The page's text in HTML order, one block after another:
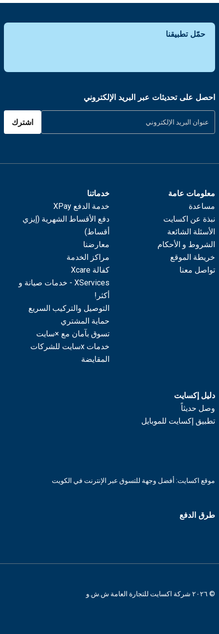
حمّل تطبيقنا
احصل على تحديثات عبر البريد الإلكتروني
اشترك
معلومات عامة
مساعدة
نبذة عن اكسايت
الأسئلة الشائعة
الشروط و الأحكام
خريطة الموقع
تواصل معنا
خدماتنا
خدمة الدفع XPay
دفع الأقساط الشهرية (إيزي
أقساط)
معارضنا
مراكز الخدمة
كفالة Xcare
XServices - خدمات صيانة و
أكثر!
التوصيل والتركيب السريع
حماية المشتري
تسوق بآمان مع ×سايت
خدمات xسايت للشركات
المقايضة
دليل إكسايت
وصل حديثاً
تطبيق إكسايت للموبايل
موقع اكسايت: أفضل وجهة للتسوق عبر الإنترنت في الكويت
طرق الدفع
© ٢٠٢٦ شركة اكسايت للتجارة العامة ش.ش.و